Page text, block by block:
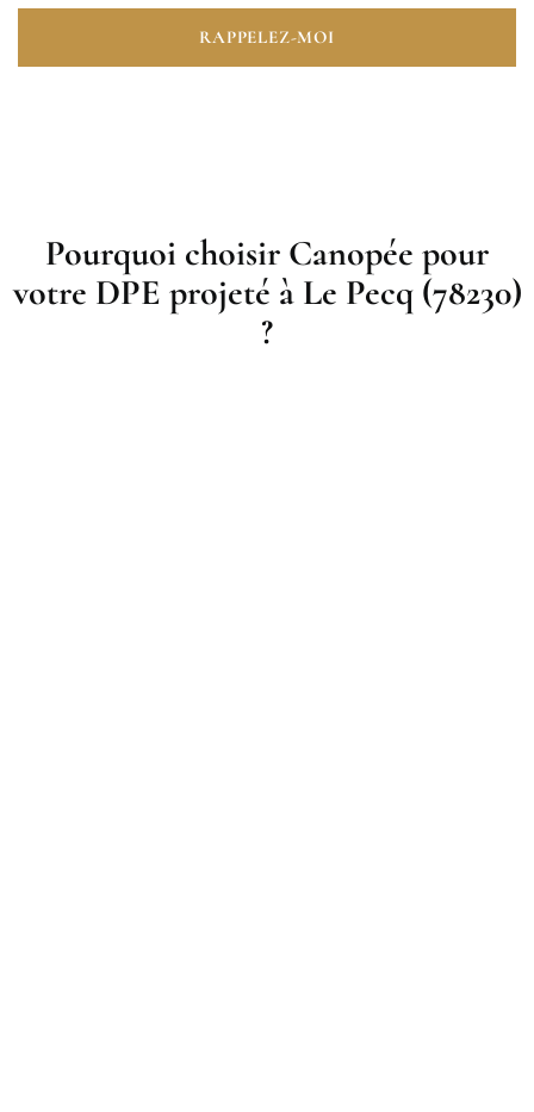
RAPPELEZ-MOI
Pourquoi choisir Canopée pour
votre DPE projeté à Le Pecq (78230)
?